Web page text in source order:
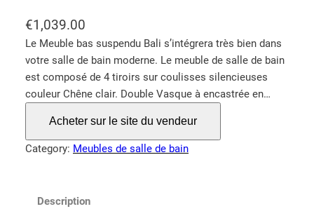
€1,039.00
Le Meuble bas suspendu Bali s’intégrera très bien dans
votre salle de bain moderne. Le meuble de salle de bain
est composé de 4 tiroirs sur coulisses silencieuses
couleur Chêne clair. Double Vasque à encastrée en…
Acheter sur le site du vendeur
Category: Meubles de salle de bain
Description